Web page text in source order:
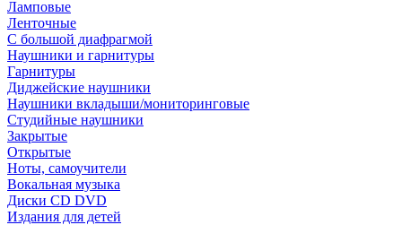
Ламповые
Ленточные
С большой диафрагмой
Наушники и гарнитуры
Гарнитуры
Диджейские наушники
Наушники вкладыши/мониторинговые
Студийные наушники
Закрытые
Открытые
Ноты, самоучители
Вокальная музыка
Диски CD DVD
Издания для детей